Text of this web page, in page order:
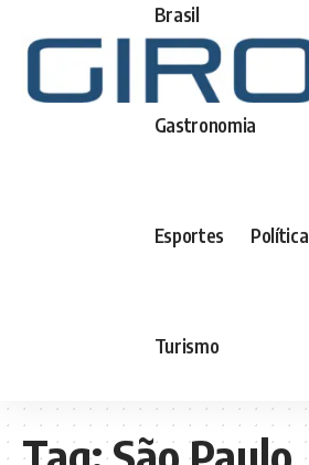
Brasil
Gastronomia
Esportes Política
Turismo